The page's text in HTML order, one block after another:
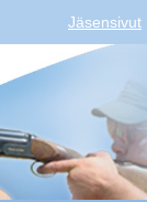
Jäsensivut